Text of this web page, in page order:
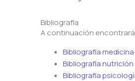
Bibliografía
A continuación
Bibliografía medicina
Bibliografía nutrición
Bibliografía